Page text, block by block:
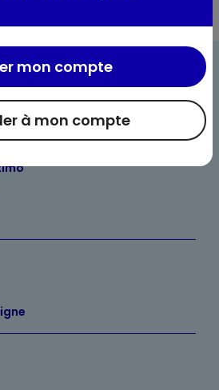
à mon compte
mon compte